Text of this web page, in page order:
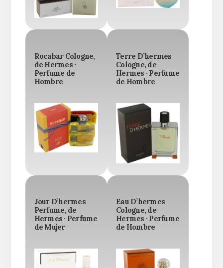
Rocabar Cologne,
de Hermes ·
Perfume de
Hombre
Terre D’hermes
Cologne, de
Hermes · Perfume
de Hombre
Jour D’hermes
Perfume, de
Hermes · Perfume
de Mujer
Eau D’hermes
Cologne, de
Hermes · Perfume
de Hombre